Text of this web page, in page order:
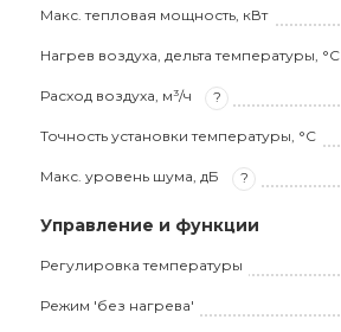
Макс. тепловая мощность, кВт
Нагрев воздуха, дельта температуры, °С
Расход воздуха, м³/ч ?
Точность установки температуры, °С
Макс. уровень шума, дБ ?
Управление и функции
Регулировка температуры
Режим 'без нагрева'